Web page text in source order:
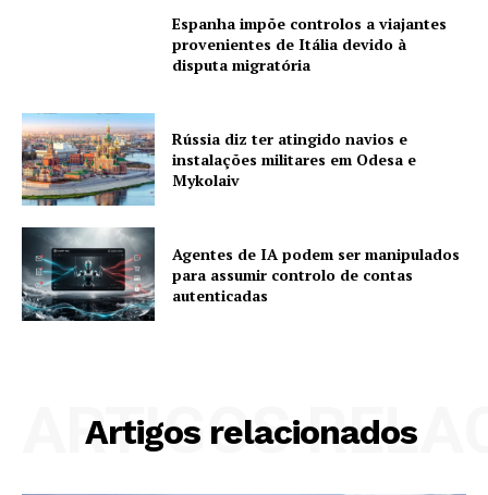
Espanha impõe controlos a viajantes
provenientes de Itália devido à
disputa migratória
Rússia diz ter atingido navios e
instalações militares em Odesa e
Mykolaiv
Agentes de IA podem ser manipulados
para assumir controlo de contas
autenticadas
Artigos relacionados
ARTIGOS